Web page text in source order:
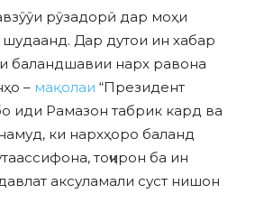
рӯзадорӣ дар моҳи
Дар дутои ин хабар
баландшавии нарх равона
– мақолаи “Президент
иди Рамазон табрик кард ва
ки нархҳоро баланд
тоҷирон ба ин
аксуламали суст нишон